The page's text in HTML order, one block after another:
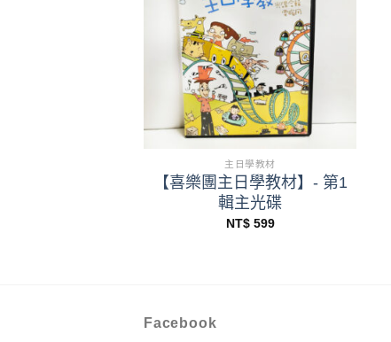
+
主日學教材
【喜樂團主日學教材】- 第1
輯主光碟
NT$599
Facebook